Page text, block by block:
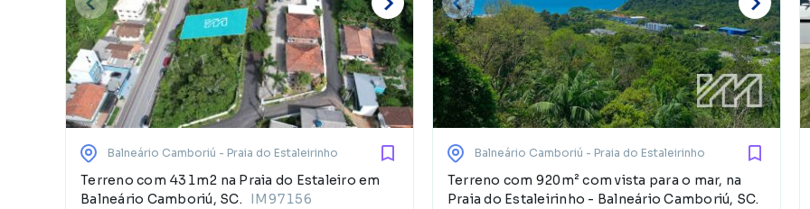
Balneário Camboriú - Praia do Estaleirinho
Terreno com 431m2 na Praia do Estaleiro em
Balneário Camboriú, SC.
IM97156
Balneário Camboriú - Praia do Estaleirinho
Terreno com 920m² com vista para o mar, na
Praia do Estaleirinho - Balneário Camboriú, SC.